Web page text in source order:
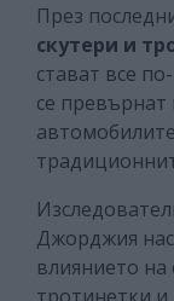
През
скутери и
стават все
се превърнат
Джорджия
влиянието на